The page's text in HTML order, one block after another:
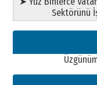
13 Mayıs
02
Sektörünü